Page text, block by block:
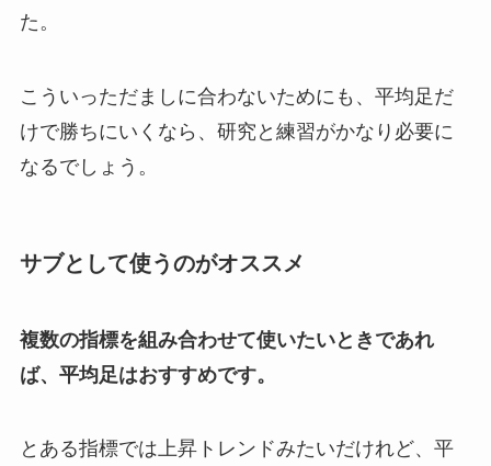
た。
こういっただましに合わないためにも、平均足だ
けで勝ちにいくなら、研究と練習がかなり必要に
なるでしょう。
サブとして使うのがオススメ
複数の指標を組み合わせて使いたいときであれ
ば、平均足はおすすめです。
とある指標では上昇トレンドみたいだけれど、平